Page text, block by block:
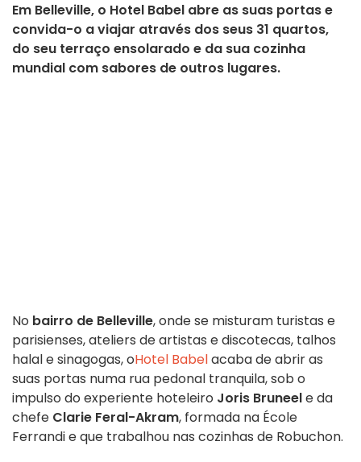
Em Belleville, o Hotel Babel abre as suas portas e
convida-o a viajar através dos seus 31 quartos,
do seu terraço ensolarado e da sua cozinha
mundial com sabores de outros lugares.
No bairro de Belleville, onde se misturam turistas e
parisienses, ateliers de artistas e discotecas, talhos
halal e sinagogas, oHotel Babelacaba de abrir as
suas portas numa rua pedonal tranquila, sob o
impulso do experiente hoteleiro Joris Bruneele da
chefe Clarie Feral-Akram, formada na École
Ferrandi e que trabalhou nas cozinhas de Robuchon.